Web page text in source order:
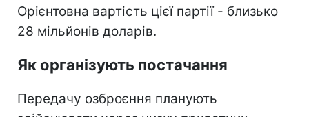
Орієнтовна вартість цієї партії - близько
28 мільйонів доларів.
Як організують постачання
Передачу озброєння планують